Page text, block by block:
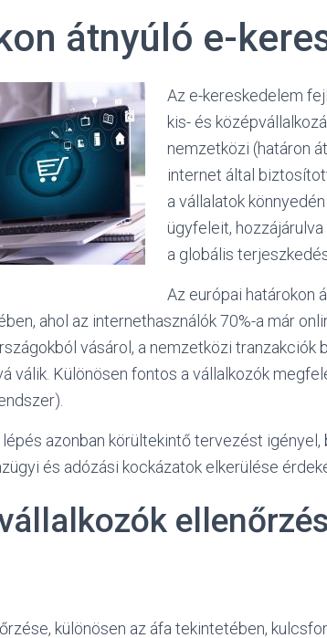
átnyúló e-
Az e-kereskedelem
kis- és
nemzetközi (határon
internet által
a vállalatok
ügyfeleit,
a globális
Az európai határokon
ahol az internethasználók 70%-a már
vásárol, a nemzetközi tranzakciók
válik. Különösen fontos a vállalkozók
azonban körültekintő tervezést
és adózási kockázatok elkerülése
különösen az áfa tekintetében,